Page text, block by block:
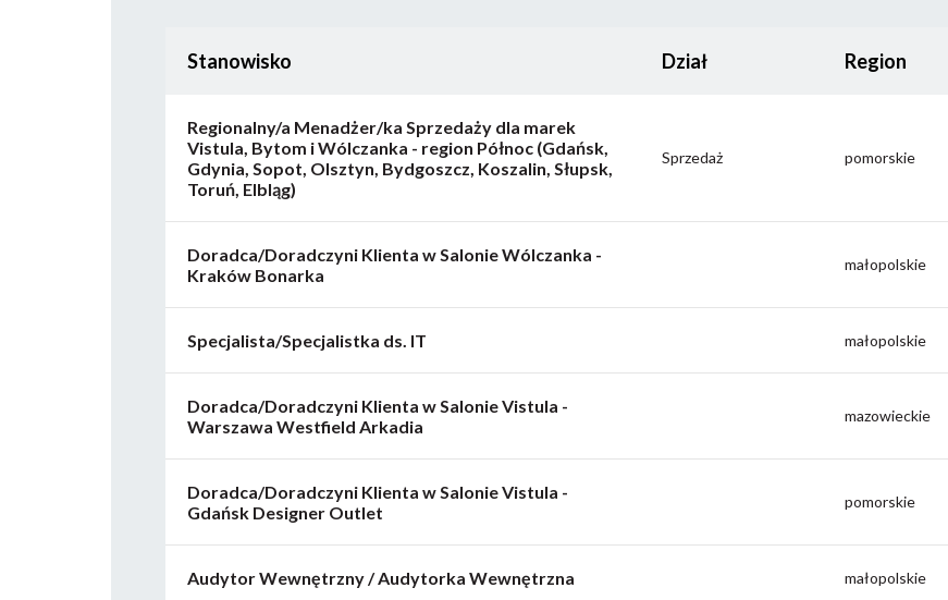
Stanowisko Dział Region
Regionalny/a Menadżer/ka Sprzedaży dla marek
Vistula, Bytom i Wólczanka - region Północ (Gdańsk,
Gdynia, Sopot, Olsztyn, Bydgoszcz, Koszalin, Słupsk,
Toruń, Elbląg)
Sprzedaż pomorskie
Doradca/Doradczyni Klienta w Salonie Wólczanka -
Kraków Bonarka
małopolskie
Specjalista/Specjalistka ds. IT małopolskie
Doradca/Doradczyni Klienta w Salonie Vistula -
Warszawa Westfield Arkadia
mazowieckie
Doradca/Doradczyni Klienta w Salonie Vistula -
Gdańsk Designer Outlet
pomorskie
Audytor Wewnętrzny / Audytorka Wewnętrzna małopolskie